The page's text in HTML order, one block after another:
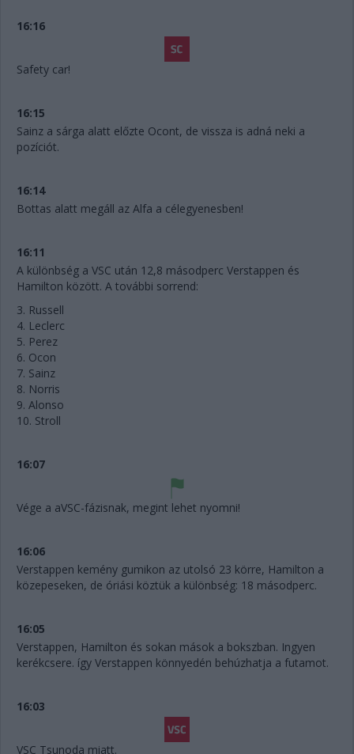
16:16
Safety car!
16:15
Sainz a sárga alatt előzte Ocont, de vissza is adná neki a
pozíciót.
16:14
Bottas alatt megáll az Alfa a célegyenesben!
16:11
A különbség a VSC után 12,8 másodperc Verstappen és
Hamilton között. A további sorrend:
3. Russell
4. Leclerc
5. Perez
6. Ocon
7. Sainz
8. Norris
9. Alonso
10. Stroll
16:07
Vége a aVSC-fázisnak, megint lehet nyomni!
16:06
Verstappen kemény gumikon az utolsó 23 körre, Hamilton a
közepeseken, de óriási köztük a különbség: 18 másodperc.
16:05
Verstappen, Hamilton és sokan mások a bokszban. Ingyen
kerékcsere. így Verstappen könnyedén behúzhatja a futamot.
16:03
VSC Tsunoda miatt.